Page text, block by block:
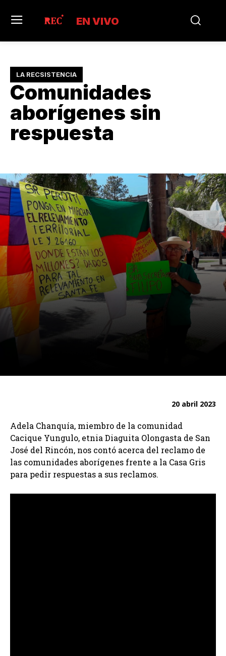
EN VIVO
LA RECSISTENCIA
Comunidades
aborígenes sin
respuesta
20 abril 2023
Adela Chanquía, miembro de la comunidad
Cacique Yungulo, etnia Diaguita Olongasta de San
José del Rincón, nos contó acerca del reclamo de
las comunidades aborígenes frente a la Casa Gris
para pedir respuestas a sus reclamos.